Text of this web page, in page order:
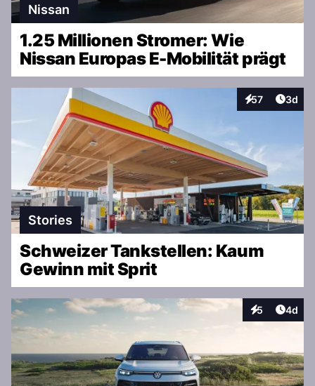
Nissan
1.25 Millionen Stromer: Wie
Nissan Europas E-Mobilität prägt
57
Interaktionen
3d
Stories
Schweizer Tankstellen: Kaum
Gewinn mit Sprit
5
Interaktionen
4d